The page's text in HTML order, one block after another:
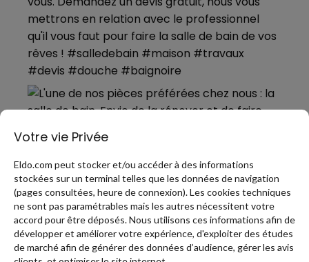
PLUS DE PINS
Votre vie Privée
Eldo.com peut stocker et/ou accéder à des informations
stockées sur un terminal telles que les données de navigation
(pages consultées, heure de connexion). Les cookies techniques
ne sont pas paramétrables mais les autres nécessitent votre
accord pour être déposés. Nous utilisons ces informations afin de
développer et améliorer votre expérience, d'exploiter des études
de marché afin de générer des données d’audience, gérer les avis